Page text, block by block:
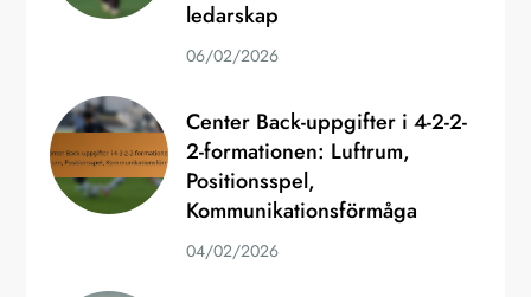
ledarskap
06/02/2026
Center Back-uppgifter i 4-2-2-
2-formationen: Luftrum,
Positionsspel,
Kommunikationsförmåga
04/02/2026